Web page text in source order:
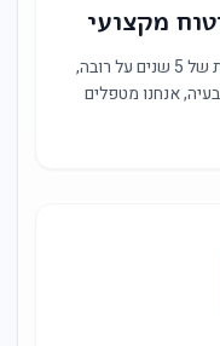
אנחנו מבטיחים את עבודתנו — אחריות של 5 שנים על רובה,
אנחנו מטפלים